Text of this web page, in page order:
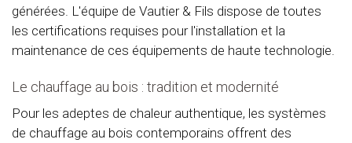
générées. L'équipe de Vautier & Fils dispose de toutes
les certifications requises pour l'installation et la
maintenance de ces équipements de haute technologie.
Le chauffage au bois : tradition et modernité
Pour les adeptes de chaleur authentique, les systèmes
de chauffage au bois contemporains offrent des